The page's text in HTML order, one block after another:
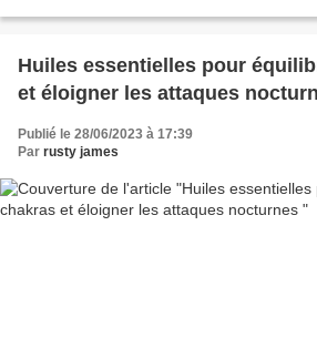
Huiles essentielles pour
et éloigner les attaques
Publié le 28/06/2023 à 17:39
Par rusty james